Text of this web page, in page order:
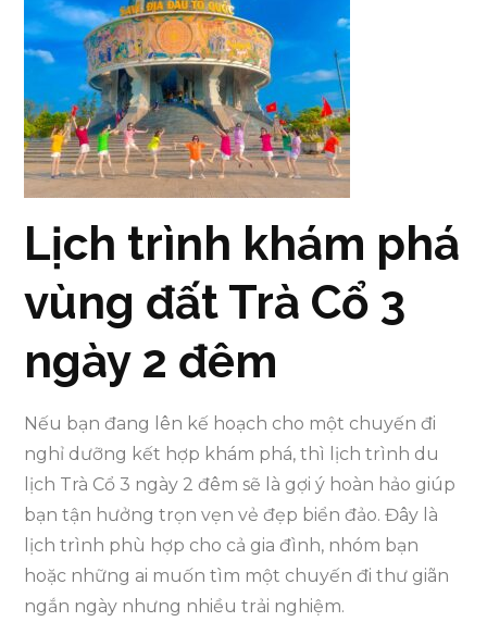
Lịch trình khám phá
vùng đất Trà Cổ 3
ngày 2 đêm
Nếu bạn đang lên kế hoạch cho một chuyến đi
nghỉ dưỡng kết hợp khám phá, thì lịch trình du
lịch Trà Cổ 3 ngày 2 đêm sẽ là gợi ý hoàn hảo giúp
bạn tận hưởng trọn vẹn vẻ đẹp biển đảo. Đây là
lịch trình phù hợp cho cả gia đình, nhóm bạn
hoặc những ai muốn tìm một chuyến đi thư giãn
ngắn ngày nhưng nhiều trải nghiệm.